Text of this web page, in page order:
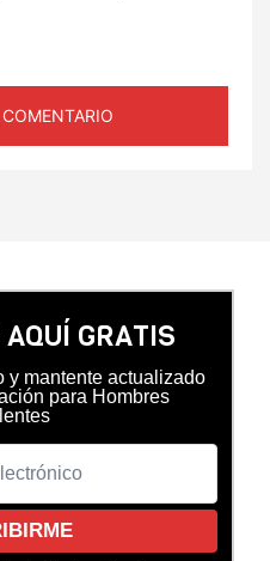
GRATIS
y mantente actualizado
para Hombres